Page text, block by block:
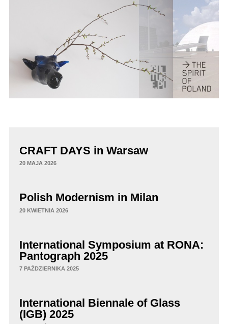
CRAFT DAYS in Warsaw
20 MAJA 2026
Polish Modernism in Milan
20 KWIETNIA 2026
International Symposium at RONA:
Pantograph 2025
7 PAŹDZIERNIKA 2025
International Biennale of Glass
(IGB) 2025